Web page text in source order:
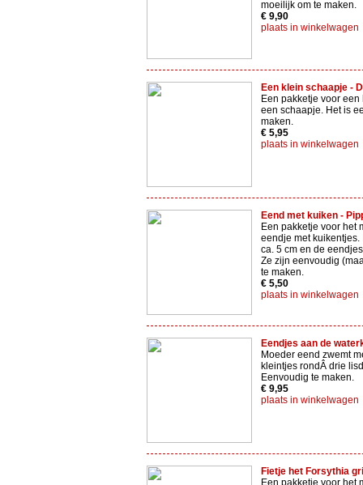
moeilijk om te maken.
€ 9,90
plaats in winkelwagen
Een klein schaapje -
Een pakketje voor
een schaapje. Het is
maken.
€ 5,95
plaats in winkelwagen
Eend met kuiken -
Een pakketje voor het
eendje met kuikentjes.
ca. 5 cm en de
Ze zijn eenvoudig
te maken.
€ 5,50
plaats in winkelwagen
Eendjes aan de
Moeder eend zwemt
kleintjes rondÂ drie
Eenvoudig te maken.
€ 9,95
plaats in winkelwagen
Fietje het Forsythia
Een pakketje voor het